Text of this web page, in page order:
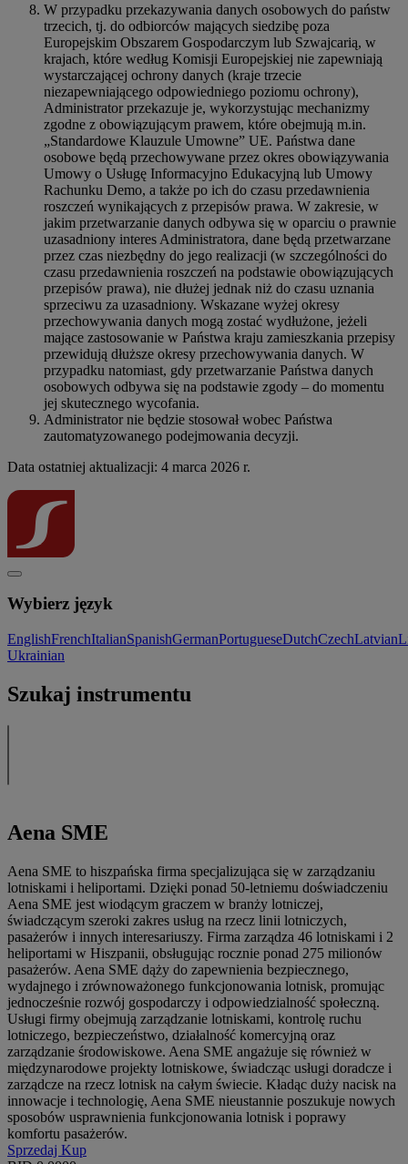
W przypadku przekazywania danych osobowych do państw
trzecich, tj. do odbiorców mających siedzibę poza
Europejskim Obszarem Gospodarczym lub Szwajcarią, w
krajach, które według Komisji Europejskiej nie zapewniają
wystarczającej ochrony danych (kraje trzecie
niezapewniającego odpowiedniego poziomu ochrony),
Administrator przekazuje je, wykorzystując mechanizmy
zgodne z obowiązującym prawem, które obejmują m.in.
„Standardowe Klauzule Umowne” UE. Państwa dane
osobowe będą przechowywane przez okres obowiązywania
Umowy o Usługę Informacyjno Edukacyjną lub Umowy
Rachunku Demo, a także po ich do czasu przedawnienia
roszczeń wynikających z przepisów prawa. W zakresie, w
jakim przetwarzanie danych odbywa się w oparciu o prawnie
uzasadniony interes Administratora, dane będą przetwarzane
przez czas niezbędny do jego realizacji (w szczególności do
czasu przedawnienia roszczeń na podstawie obowiązujących
przepisów prawa), nie dłużej jednak niż do czasu uznania
sprzeciwu za uzasadniony. Wskazane wyżej okresy
przechowywania danych mogą zostać wydłużone, jeżeli
mające zastosowanie w Państwa kraju zamieszkania przepisy
przewidują dłuższe okresy przechowywania danych. W
przypadku natomiast, gdy przetwarzanie Państwa danych
osobowych odbywa się na podstawie zgody – do momentu
jej skutecznego wycofania.
Administrator nie będzie stosował wobec Państwa
zautomatyzowanego podejmowania decyzji.
Data ostatniej aktualizacji: 4 marca 2026 r.
Wybierz język
EnglishFrenchItalianSpanishGermanPortugueseDutchCzechLatvian
Ukrainian
Szukaj instrumentu
Aena SME
Aena SME to hiszpańska firma specjalizująca się w zarządzaniu
lotniskami i heliportami. Dzięki ponad 50-letniemu doświadczeniu
Aena SME jest wiodącym graczem w branży lotniczej,
świadczącym szeroki zakres usług na rzecz linii lotniczych,
pasażerów i innych interesariuszy. Firma zarządza 46 lotniskami i 2
heliportami w Hiszpanii, obsługując rocznie ponad 275 milionów
pasażerów. Aena SME dąży do zapewnienia bezpiecznego,
wydajnego i zrównoważonego funkcjonowania lotnisk, promując
jednocześnie rozwój gospodarczy i odpowiedzialność społeczną.
Usługi firmy obejmują zarządzanie lotniskami, kontrolę ruchu
lotniczego, bezpieczeństwo, działalność komercyjną oraz
zarządzanie środowiskowe. Aena SME angażuje się również w
międzynarodowe projekty lotniskowe, świadcząc usługi doradcze i
zarządcze na rzecz lotnisk na całym świecie. Kładąc duży nacisk na
innowacje i technologię, Aena SME nieustannie poszukuje nowych
sposobów usprawnienia funkcjonowania lotnisk i poprawy
komfortu pasażerów.
Sprzedaj Kup